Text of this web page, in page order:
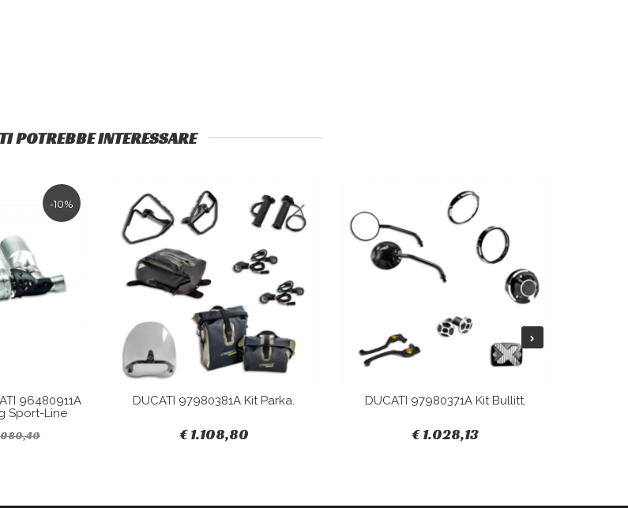
TI POTREBBE INTERESSARE
-10%
96480911A
Sport-Line
DUCATI 97980381A Kit Parka.
€ 1.108,80
DUCATI 97980371A Kit Bullitt.
€ 1.028,13